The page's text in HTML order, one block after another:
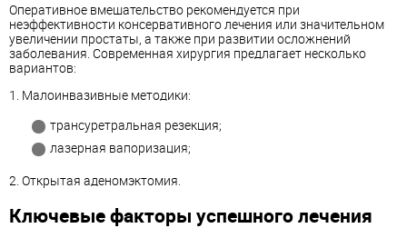
Оперативное вмешательство рекомендуется при
неэффективности консервативного лечения или значительном
увеличении простаты, а также при развитии осложнений
заболевания. Современная хирургия предлагает несколько
вариантов:
1. Малоинвазивные методики:
трансуретральная резекция;
лазерная вапоризация;
2. Открытая аденомэктомия.
Ключевые факторы успешного лечения